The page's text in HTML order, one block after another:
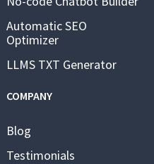
Automatic SEO
Optimizer
LLMS TXT Generator
COMPANY
Blog
Testimonials